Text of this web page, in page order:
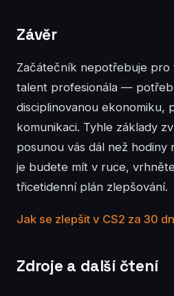
Závěr
Začátečník nepotřebuje pro
talent profesionála —
disciplinovanou ekonomiku,
komunikaci. Tyhle základy
posunou vás dál než hodiny
je budete mít v ruce,
třicetidenní plán zlepšování.
Jak se zlepšit v CS2 za 30
Zdroje a další čtení